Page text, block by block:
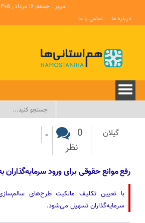
امروز : جمعه, ۱۶ مرداد , ۱۴۰۵
درباره ما
تماس با ما
گیلان
0
نظر
-
رفع موانع حقوقی برای ورود سرمایه‌گذاران
با تعیین تکلیف مالکیت طرح‌های
سرمایه‌گذاران تسهیل می‌شود.